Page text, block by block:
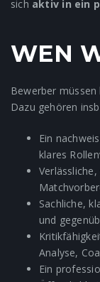
sich aktiv in ein
WEN
Bewerber
Dazu gehören
Ein
klares
Sachliche,
und
Analyse,
Ein